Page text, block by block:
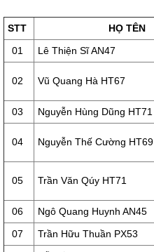
STT HỌ TÊN
01
Lê Thiện Sĩ AN47
02 Vũ Quang Hà HT67
03 Nguyễn Hùng Dũng HT71
04 Nguyễn Thế Cường HT69
05 Trần Văn Qúy HT71
06 Ngô Quang Huynh AN45
07
Trần Hữu Thuần PX53